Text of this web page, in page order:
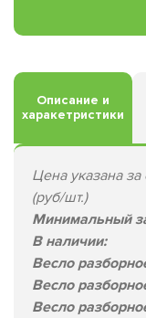
Описание и
харакетристики
Цена указана
(руб/шт.)
Минимальный
В наличии:
Весло
Веслo
Вeслo